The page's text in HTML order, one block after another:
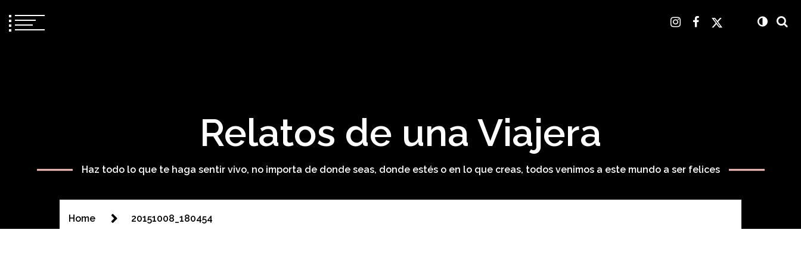
Relatos de una Viajera
Haz todo lo que te haga sentir vivo, no importa de donde seas, donde estés o en lo que creas, todos venimos a este mundo a ser felices
Home 20151008_180454